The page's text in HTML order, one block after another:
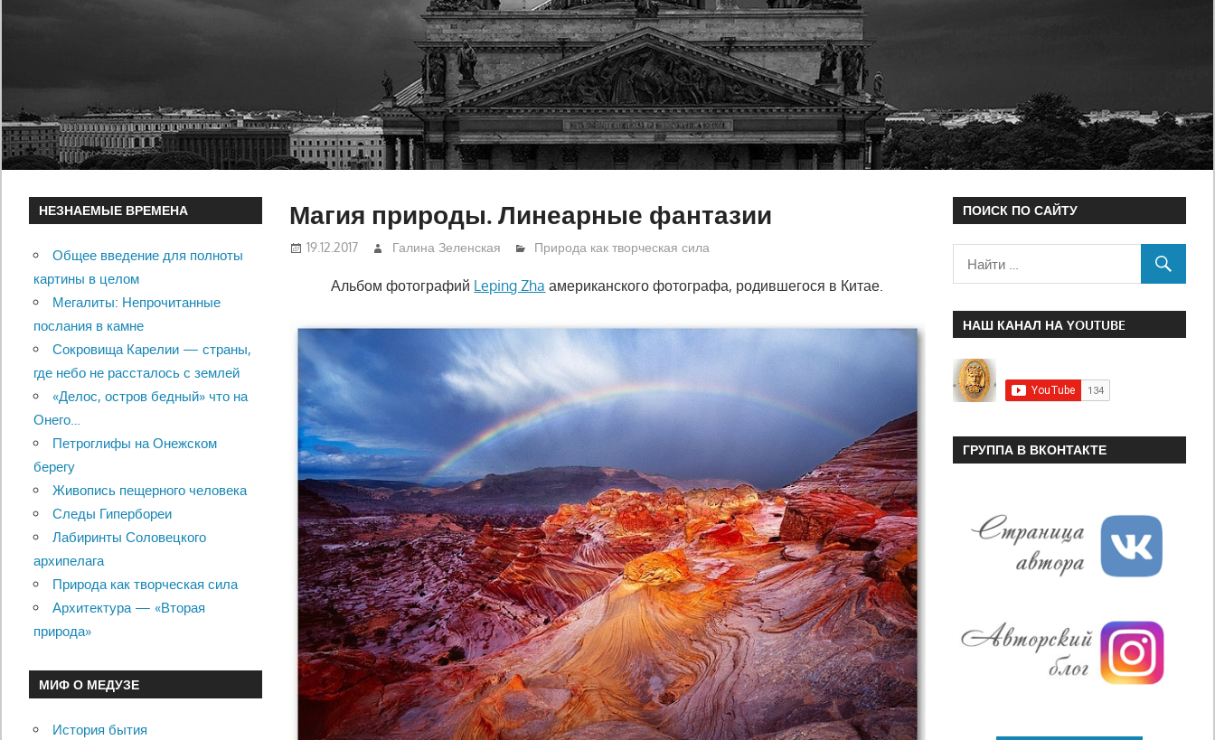
Магия природы. Линеарные фантазии
19.12.2017 Галина Зеленская Природа как творческая сила
Альбом фотографий Leping Zha американского фотографа, родившегося в Китае.
НЕЗНАЕМЫЕ ВРЕМЕНА
Общее введение для полноты
картины в целом
Мегалиты: Непрочитанные
послания в камне
Сокровища Карелии — страны,
где небо не рассталось с землей
«Делос, остров бедный» что на
Онего…
Петроглифы на Онежском
берегу
Живопись пещерного человека
Следы Гипербореи
Лабиринты Соловецкого
архипелага
Природа как творческая сила
Архитектура — «Вторая
природа»
МИФ О МЕДУЗЕ
История бытия
ПОИСК ПО САЙТУ
НАШ КАНАЛ НА YOUTUBE
ГРУППА В ВКОНТАКТЕ